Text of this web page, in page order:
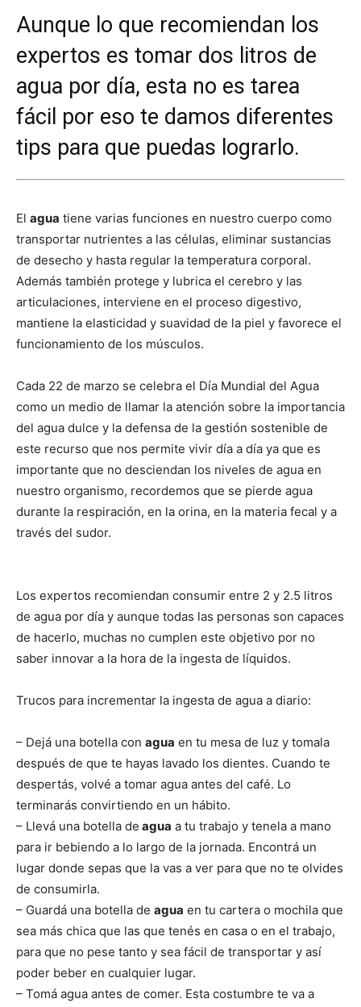
Aunque lo que recomiendan los
expertos es tomar dos litros de
agua por día, esta no es tarea
fácil por eso te damos diferentes
tips para que puedas lograrlo.
El agua tiene varias funciones en nuestro cuerpo como
transportar nutrientes a las células, eliminar sustancias
de desecho y hasta regular la temperatura corporal.
Además también protege y lubrica el cerebro y las
articulaciones, interviene en el proceso digestivo,
mantiene la elasticidad y suavidad de la piel y favorece el
funcionamiento de los músculos.
Cada 22 de marzo se celebra el Día Mundial del Agua
como un medio de llamar la atención sobre la importancia
del agua dulce y la defensa de la gestión sostenible de
este recurso que nos permite vivir día a día ya que es
importante que no desciendan los niveles de agua en
nuestro organismo, recordemos que se pierde agua
durante la respiración, en la orina, en la materia fecal y a
través del sudor.
Los expertos recomiendan consumir entre 2 y 2.5 litros
de agua por día y aunque todas las personas son capaces
de hacerlo, muchas no cumplen este objetivo por no
saber innovar a la hora de la ingesta de líquidos.
Trucos para incrementar la ingesta de agua a diario:
– Dejá una botella con agua en tu mesa de luz y tomala
después de que te hayas lavado los dientes. Cuando te
despertás, volvé a tomar agua antes del café. Lo
terminarás convirtiendo en un hábito.
– Llevá una botella de agua a tu trabajo y tenela a mano
para ir bebiendo a lo largo de la jornada. Encontrá un
lugar donde sepas que la vas a ver para que no te olvides
de consumirla.
– Guardá una botella de agua en tu cartera o mochila que
sea más chica que las que tenés en casa o en el trabajo,
para que no pese tanto y sea fácil de transportar y así
poder beber en cualquier lugar.
– Tomá agua antes de comer. Esta costumbre te va a